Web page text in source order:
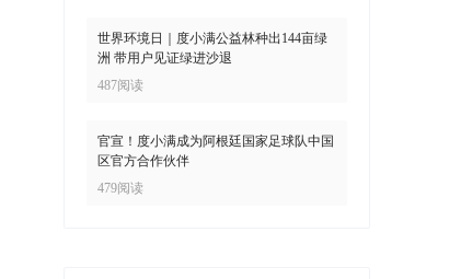
世界环境日｜度小满公益林种出144亩绿
洲 带用户见证绿进沙退
487阅读
官宣！度小满成为阿根廷国家足球队中国
区官方合作伙伴
479阅读